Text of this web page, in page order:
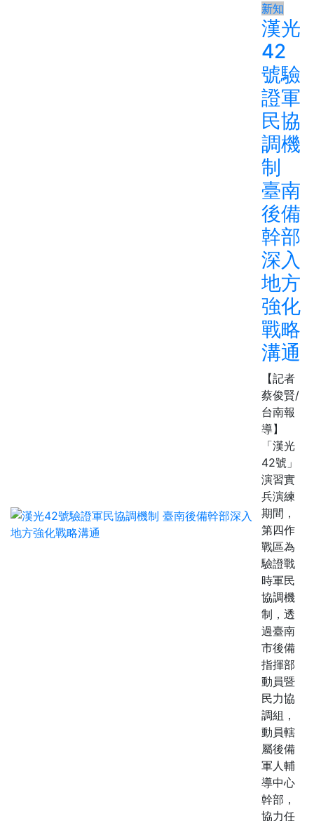
新知
漢光
42
號驗
證軍
民協
調機
制
臺南
後備
幹部
深入
地方
強化
戰略
溝通
【記者
蔡俊賢/
台南報
導】
「漢光
42號」
演習實
兵演練
期間，
第四作
戰區為
驗證戰
時軍民
協調機
制，透
過臺南
市後備
指揮部
動員暨
民力協
調組，
動員轄
屬後備
軍人輔
導中心
幹部，
協力任